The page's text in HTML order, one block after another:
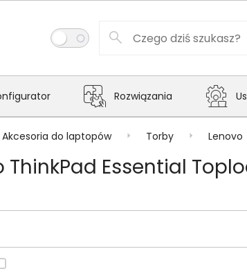
Rozwiązania
Akcesoria do laptopów Torby Lenovo
Essential